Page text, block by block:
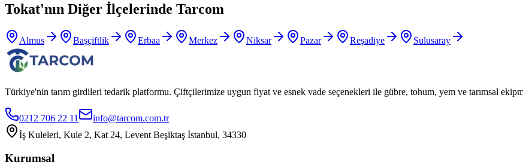
Tokat'nın Diğer İlçelerinde Tarcom
Almus Başçiftlik Erbaa Merkez Niksar Pazar Reşadiye Sulusaray
Türkiye'nin tarım girdileri tedarik platformu. Çiftçilerimize uygun fiyat ve esnek vade seçenekleri ile gübre, tohum, yem ve tarımsal
0212 706 22 11
info@tarcom.com.tr
İş Kuleleri, Kule 2, Kat 24, Levent Beşiktaş İstanbul, 34330
Kurumsal